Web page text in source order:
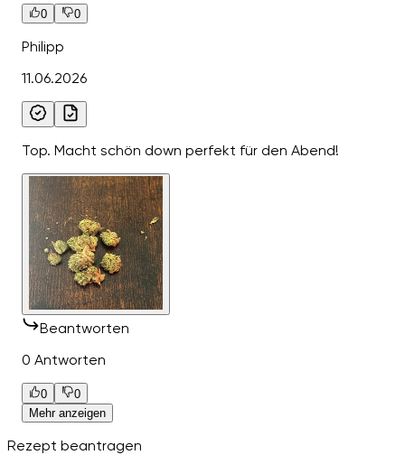
0 0
Philipp
11.06.2026
Top. Macht schön down perfekt für den Abend!
Beantworten
0 Antworten
0
0
Mehr anzeigen
Rezept beantragen